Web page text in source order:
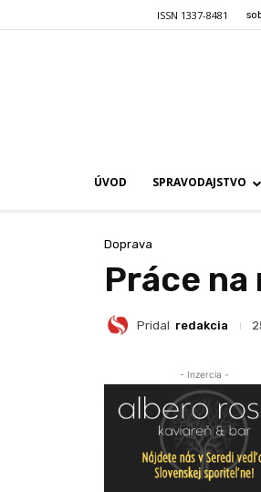
ISSN 1337-8481
ÚVOD SPRAVODAJSTVO
Doprava
Práce
Pridal redakcia
- Inzercia -